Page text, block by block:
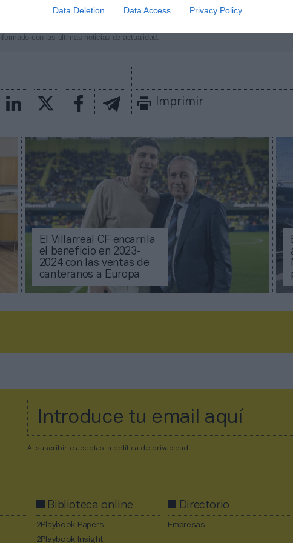
Data Deletion Data Access Privacy Policy
como fuente preferida de Google de forma
con las últimas noticias de actualidad.
Imprimir
El Villarreal CF encarrila
el beneficio en 2023-
2024 con las ventas de
canteranos a Europa
Al suscribirte aceptas la política de privacidad
Biblioteca online
2Playbook Papers
2Playbook Insight
Directorio
Empresas